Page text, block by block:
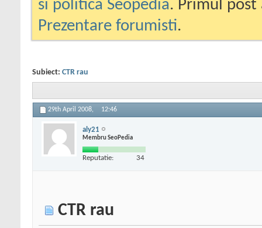
si politica Seopedia. Primul
Prezentare forumisti.
Subiect: CTR rau
29th April 2008, 12:46
aly21
Membru SeoPedia
Reputatie: 34
CTR rau